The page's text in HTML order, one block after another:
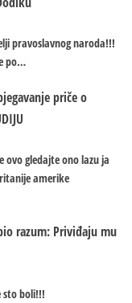
pravoslavnog naroda!!!
po…
priče o
ovo gledajte ono lazu ja
amerike
razum: Priviđaju mu
sto boli!!!